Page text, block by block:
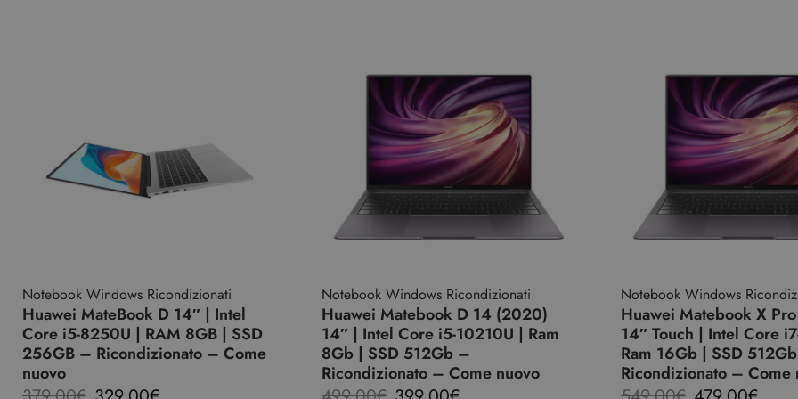
Notebook Windows Ricondizionati
Huawei MateBook D 14″ | Intel
Core i5-8250U | RAM 8GB | SSD
256GB – Ricondizionato – Come
nuovo
Notebook Windows Ricondizionati
Huawei Matebook D 14 (2020)
14″ | Intel Core i5-10210U | Ram
8Gb | SSD 512Gb –
Ricondizionato – Come nuovo
Notebook Windows
Huawei Matebook X
14″ Touch | Intel Core
Ram 16Gb | SSD
Ricondizionato – Come